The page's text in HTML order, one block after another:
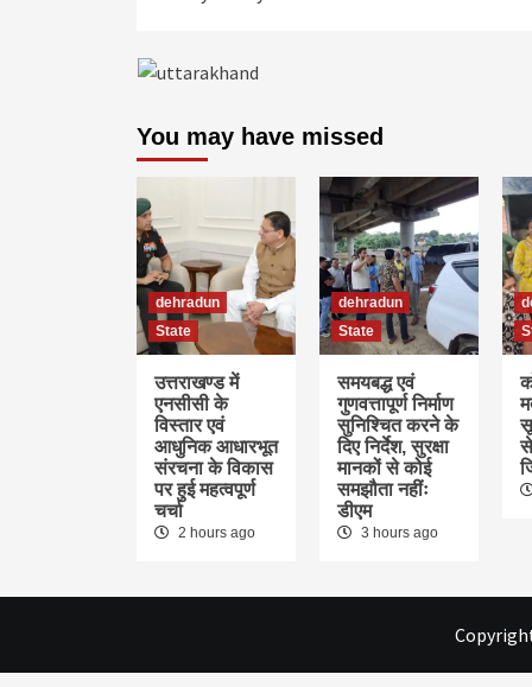
You may have missed
dehradun
State
उत्तराखण्ड में
एनसीसी के
विस्तार एवं
आधुनिक आधारभूत
संरचना के विकास
पर हुई महत्वपूर्ण
चर्चा
2 hours ago
dehradun
State
समयबद्ध एवं
गुणवत्तापूर्ण निर्माण
सुनिश्चित करने के
दिए निर्देश, सुरक्षा
मानकों से कोई
समझौता नहींः
डीएम
3 hours ago